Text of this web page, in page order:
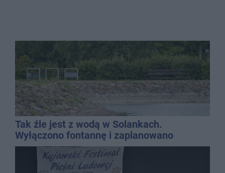
Tak źle jest z wodą w Solankach.
Wyłączono fontannę i zaplanowano
dolewkę